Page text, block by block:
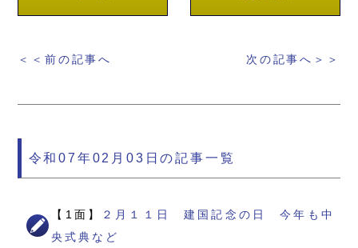
＜＜前の記事へ 次の記事へ＞＞
令和07年02月03日の記事一覧
【1面】
２月１１日 建国記念の日 今年も中
央式典など